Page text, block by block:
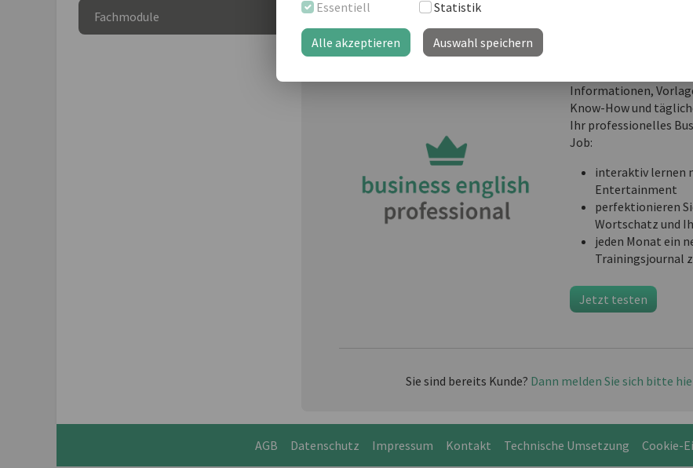
Essentiell
Statistik
Alle akzeptieren Auswahl speichern
Fachmodule
Informationen,
Know-How und
Ihr professionelles
Job:
interaktiv lernen
Entertainment
perfektionieren
Wortschatz und
jeden Monat ein
Trainingsjournal
Jetzt testen
Sie sind bereits Kunde? Dann melden Sie sich bitte
AGB Datenschutz Impressum Kontakt Technische Umsetzung Cookie-